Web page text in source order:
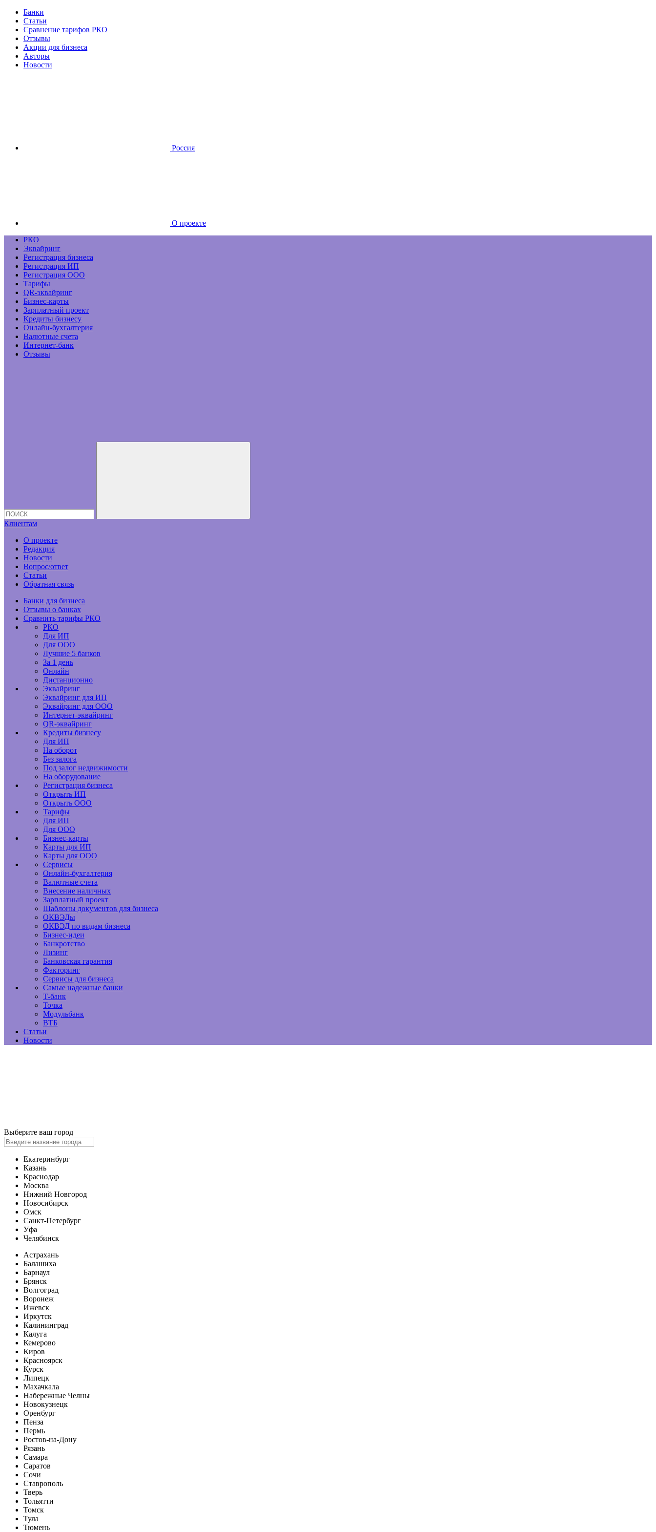
Банки
Статьи
Сравнение тарифов РКО
Отзывы
Акции для бизнеса
Авторы
Новости
Россия
О проекте
РКО
Эквайринг
Регистрация бизнеса
Регистрация ИП
Регистрация ООО
Тарифы
QR-эквайринг
Бизнес-карты
Зарплатный проект
Кредиты бизнесу
Онлайн-бухгалтерия
Валютные счета
Интернет-банк
Отзывы
Клиентам
О проекте
Редакция
Новости
Вопрос/ответ
Статьи
Обратная связь
Банки для бизнеса
Отзывы о банках
Сравнить тарифы РКО
РКО
Для ИП
Для ООО
Лучшие 5 банков
За 1 день
Онлайн
Дистанционно
Эквайринг
Эквайринг для ИП
Эквайринг для ООО
Интернет-эквайринг
QR-эквайринг
Кредиты бизнесу
Для ИП
На оборот
Без залога
Под залог недвижимости
На оборудование
Регистрация бизнеса
Открыть ИП
Открыть ООО
Тарифы
Для ИП
Для ООО
Бизнес-карты
Карты для ИП
Карты для ООО
Сервисы
Онлайн-бухгалтерия
Валютные счета
Внесение наличных
Зарплатный проект
Шаблоны документов для бизнеса
ОКВЭДы
ОКВЭД по видам бизнеса
Бизнес-идеи
Банкротство
Лизинг
Банковская гарантия
Факторинг
Сервисы для бизнеса
Самые надежные банки
Т-банк
Точка
Модульбанк
ВТБ
Статьи
Новости
Выберите ваш город
Екатеринбург
Казань
Краснодар
Москва
Нижний Новгород
Новосибирск
Омск
Санкт-Петербург
Уфа
Челябинск
Астрахань
Балашиха
Барнаул
Брянск
Волгоград
Воронеж
Ижевск
Иркутск
Калининград
Калуга
Кемерово
Киров
Красноярск
Курск
Липецк
Махачкала
Набережные Челны
Новокузнецк
Оренбург
Пенза
Пермь
Ростов-на-Дону
Рязань
Самара
Саратов
Сочи
Ставрополь
Тверь
Тольятти
Томск
Тула
Тюмень